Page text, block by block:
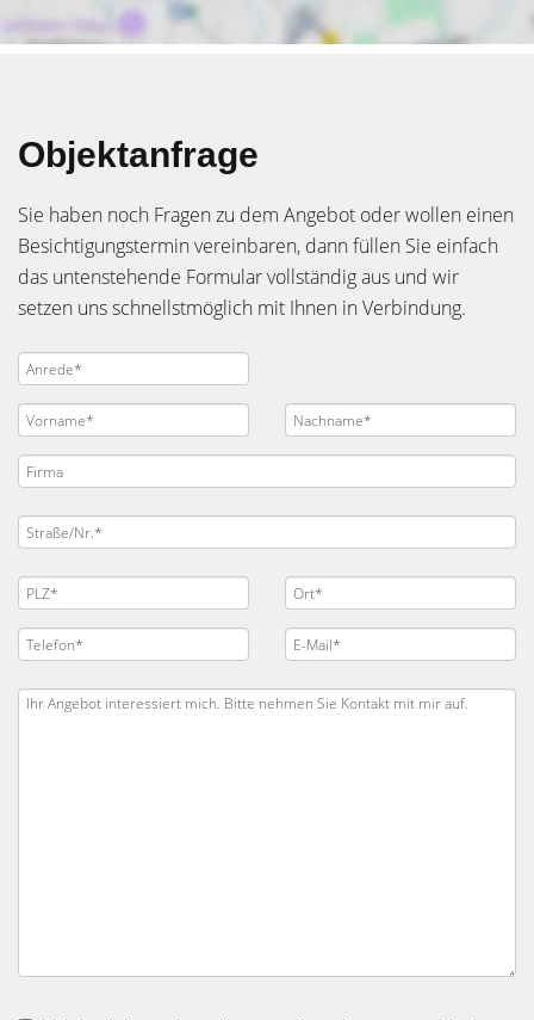
Objektanfrage
Sie haben noch Fragen zu dem Angebot oder wollen einen
Besichtigungstermin vereinbaren, dann füllen Sie einfach
das untenstehende Formular vollständig aus und wir
setzen uns schnellstmöglich mit Ihnen in Verbindung.